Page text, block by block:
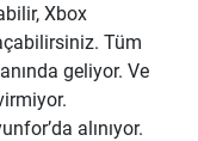
Xbox
Tüm
geliyor. Ve
alınıyor.